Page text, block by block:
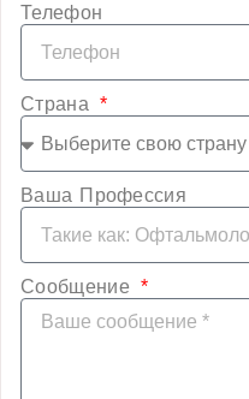
Телефон
Страна
Ваша Профессия
Сообщение